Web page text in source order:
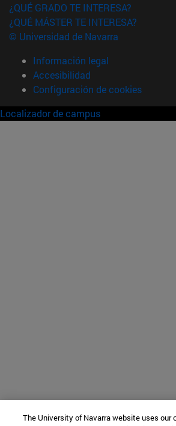
¿QUÉ GRADO TE INTERESA?
¿QUÉ MÁSTER TE INTERESA?
© Universidad de Navarra
Información legal
Accesibilidad
Configuración de cookies
Localizador de campus
The University of Navarra website uses our